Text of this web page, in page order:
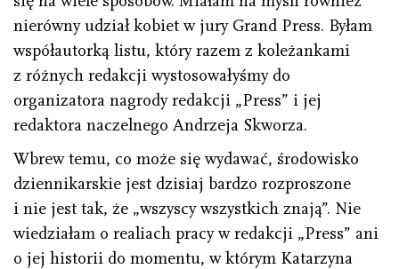
nierówny udział kobiet w jury Grand Press. Byłam
współautorką listu, który razem z koleżankami
z różnych redakcji wystosowałyśmy do
organizatora nagrody redakcji „Press” i jej
redaktora naczelnego Andrzeja Skworza.
Wbrew temu, co może się wydawać, środowisko
dziennikarskie jest dzisiaj bardzo rozproszone
i nie jest tak, że „wszyscy wszystkich znają”. Nie
wiedziałam o realiach pracy w redakcji „Press” ani
o jej historii do momentu, w którym Katarzyna